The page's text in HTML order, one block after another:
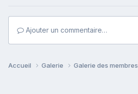
Ajouter un commentaire…
Accueil Galerie Galerie des membres